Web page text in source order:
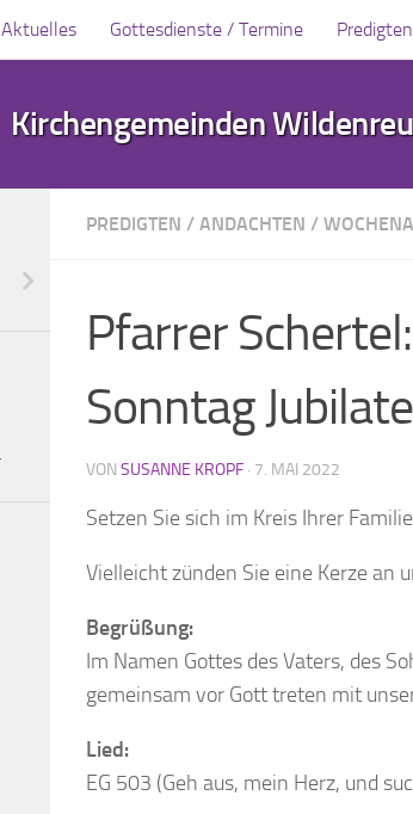
Aktuelles Gottesdienste / Termine
Kirchengemeinden
PREDIGTEN / ANDACHTEN /
Pfarrer
Sonntag
VON SUSANNE KROPF · 7. MAI 2022
Setzen Sie sich im Kreis Ihrer
Vielleicht zünden Sie eine Kerze an
Begrüßung:
Im Namen Gottes des Vaters, des
gemeinsam vor Gott treten mit
Lied:
EG 503 (Geh aus, mein Herz, und